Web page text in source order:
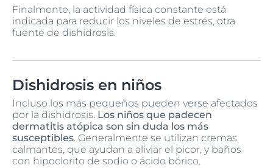
Finalmente, la actividad física constante está
indicada para reducir los niveles de estrés, otra
fuente de dishidrosis.
Dishidrosis en niños
Incluso los más pequeños pueden verse afectados
por la dishidrosis. Los niños que padecen
dermatitis atópica son sin duda los más
susceptibles. Generalmente se utilizan cremas
calmantes, que ayudan a aliviar el picor, y baños
con hipoclorito de sodio o ácido bórico.